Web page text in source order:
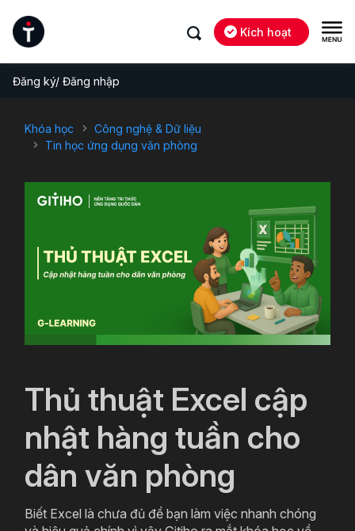
Kích hoạt
Đăng ký/ Đăng nhập
Khóa học
Công nghệ & Dữ liệu
Tin học ứng dụng văn phòng
Thủ thuật Excel cập
nhật hàng tuần cho
dân văn phòng
Biết Excel là chưa đủ để bạn làm việc nhanh chóng